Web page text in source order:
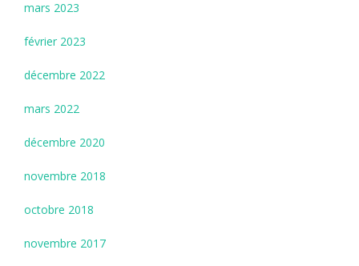
mars 2023
février 2023
décembre 2022
mars 2022
décembre 2020
novembre 2018
octobre 2018
novembre 2017